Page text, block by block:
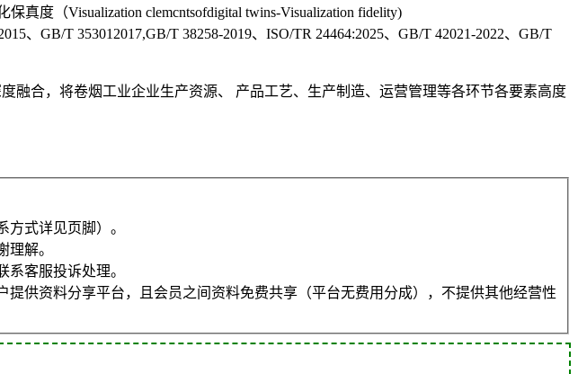
真度（Visualization clemcntsofdigital twins-Visualization fidelity)
、GB/T 353012017,GB/T 38258-2019、ISO/TR 24464:2025、GB/T 42021-2022、GB/T
融合，将卷烟工业企业生产资源、 产品工艺、生产制造、运营管理等各环节各要素高度
式详见页脚）。
解。
客服投诉处理。
供资料分享平台，且会员之间资料免费共享（平台无费用分成），不提供其他经营性